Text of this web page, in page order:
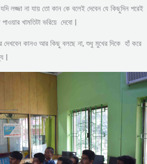
লজ্জা না যায় তো কান কে বলেই দেবেন যে কিছুদিন পরেই
খামতিটা ভরিয়ে দেবো |
দেখবেন কানও আর কিছু বলছে না, শুধু মুখের দিকে হাঁ করে
|